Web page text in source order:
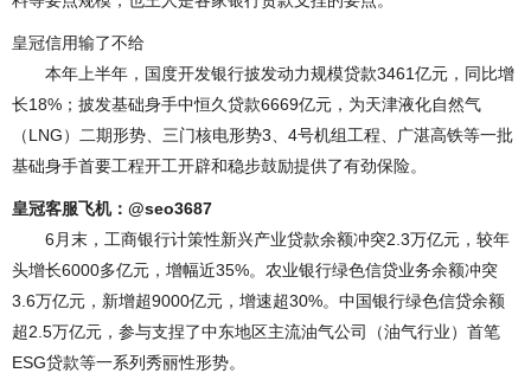
皇冠信用输了不给
本年上半年，国度开发银行披发动力规模贷款3461亿元，同比增
长18%；披发基础身手中恒久贷款6669亿元，为天津液化自然气
（LNG）二期形势、三门核电形势3、4号机组工程、广湛高铁等一批
基础身手首要工程开工开辟和稳步鼓励提供了有劲保险。
皇冠客服飞机：@seo3687
6月末，工商银行计策性新兴产业贷款余额冲突2.3万亿元，较年
头增长6000多亿元，增幅近35%。农业银行绿色信贷业务余额冲突
3.6万亿元，新增超9000亿元，增速超30%。中国银行绿色信贷余额
超2.5万亿元，参与支捏了中东地区主流油气公司（油气行业）首笔
ESG贷款等一系列秀丽性形势。